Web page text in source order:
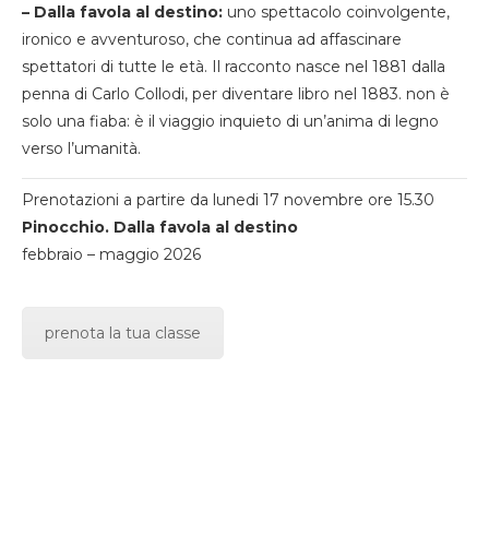
– Dalla favola al destino: uno spettacolo coinvolgente,
ironico e avventuroso, che continua ad affascinare
spettatori di tutte le età. Il racconto nasce nel 1881 dalla
penna di Carlo Collodi, per diventare libro nel 1883. non è
solo una fiaba: è il viaggio inquieto di un’anima di legno
verso l’umanità.
Prenotazioni a partire da lunedi 17 novembre ore 15.30
Pinocchio. Dalla favola al destino
febbraio – maggio 2026
prenota la tua classe